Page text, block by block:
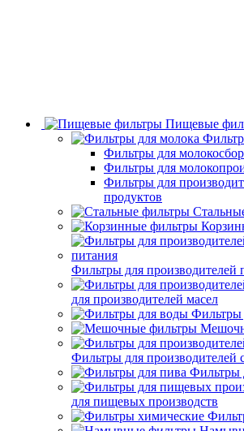
Пищевые
Фильтры для
Фильтры для
Фильтры для
продуктов
Фильтры для производителей
для производителей масел
Фильтры
Фильтры для производителей
Фильтры
для пищевых производств